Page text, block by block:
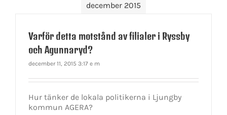
december 2015
Varför detta motstånd av filialer i Ryssby
och Agunnaryd?
december 11, 2015 3:17 e m
Hur tänker de lokala politikerna i Ljungby
kommun AGERA?